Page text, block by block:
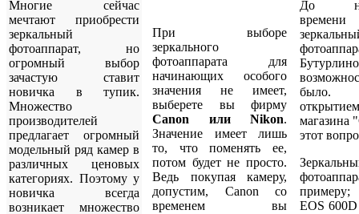
Многие сейчас
мечтают приобрести
зеркальный
фотоаппарат, но
огромный выбор
зачастую ставит
новичка в тупик.
Множество
производителей
предлагает огромный
модельный ряд камер в
различных ценовых
категориях. Поэтому у
новичка всегда
возникает множество
При выборе
зеркального
фотоаппарата для
начинающих особого
значения не имеет,
выберете вы фирму
Canon или Nikon.
Значение имеет лишь
то, что поменять ее,
потом будет не просто.
Ведь покупая камеру,
допустим, Canon со
временем вы
До
времени
открытием
магазина
этот
примеру;
EOS